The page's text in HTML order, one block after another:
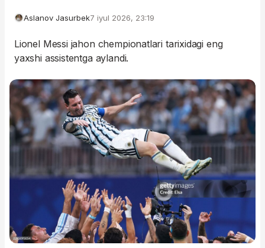
Aslanov Jasurbek7 iyul 2026, 23:19
Lionel Messi jahon chempionatlari tarixidagi eng
yaxshi assistentga aylandi.